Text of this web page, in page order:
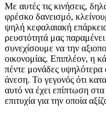
Με αυτές τις κινήσεις,
φρέσκο δανεισμό,
ψηλή κεφαλαιακή
ρευστότητά μας
συνεχίσουμε να την
οικονομίας. Επιπλέον, η
πέντε μονάδες υψηλότερα
άνεση. Το γεγονός ότι
αυτό να έχει επίπτωση
επιτυχία για την οποία